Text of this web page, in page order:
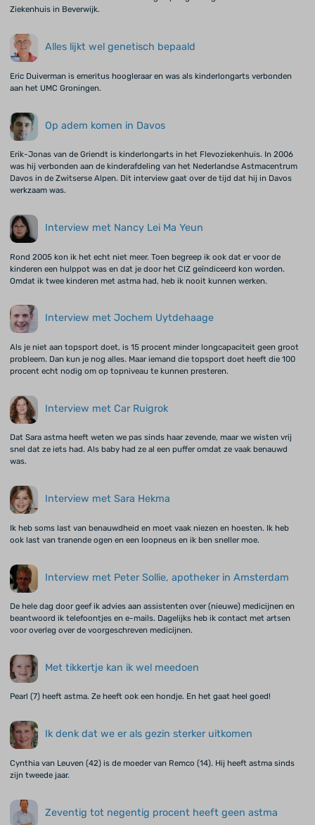
Ziekenhuis in Beverwijk.
Alles lijkt wel genetisch bepaald
Eric Duiverman is emeritus hoogleraar en was als kinderlongarts verbonden
aan het UMC Groningen.
Op adem komen in Davos
Erik-Jonas van de Griendt is kinderlongarts in het Flevoziekenhuis. In 2006
was hij verbonden aan de kinderafdeling van het Nederlandse Astmacentrum
Davos in de Zwitserse Alpen. Dit interview gaat over de tijd dat hij in Davos
werkzaam was.
Interview met Nancy Lei Ma Yeun
Rond 2005 kon ik het echt niet meer. Toen begreep ik ook dat er voor de
kinderen een hulppot was en dat je door het CIZ geïndiceerd kon worden.
Omdat ik twee kinderen met astma had, heb ik nooit kunnen werken.
Interview met Jochem Uytdehaage
Als je niet aan topsport doet, is 15 procent minder longcapaciteit geen groot
probleem. Dan kun je nog alles. Maar iemand die topsport doet heeft die 100
procent echt nodig om op topniveau te kunnen presteren.
Interview met Car Ruigrok
Dat Sara astma heeft weten we pas sinds haar zevende, maar we wisten vrij
snel dat ze iets had. Als baby had ze al een puffer omdat ze vaak benauwd
was.
Interview met Sara Hekma
Ik heb soms last van benauwdheid en moet vaak niezen en hoesten. Ik heb
ook last van tranende ogen en een loopneus en ik ben sneller moe.
Interview met Peter Sollie, apotheker in Amsterdam
De hele dag door geef ik advies aan assistenten over (nieuwe) medicijnen en
beantwoord ik telefoontjes en e-mails. Dagelijks heb ik contact met artsen
voor overleg over de voorgeschreven medicijnen.
Met tikkertje kan ik wel meedoen
Pearl (7) heeft astma. Ze heeft ook een hondje. En het gaat heel goed!
Ik denk dat we er als gezin sterker uitkomen
Cynthia van Leuven (42) is de moeder van Remco (14). Hij heeft astma sinds
zijn tweede jaar.
Zeventig tot negentig procent heeft geen astma